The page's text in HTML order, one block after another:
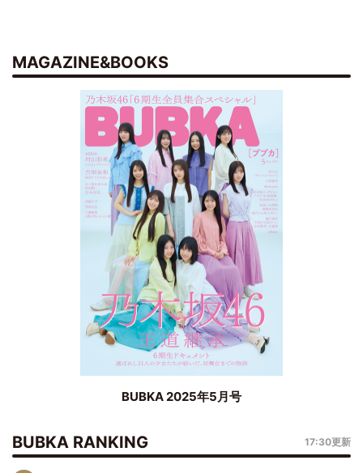
MAGAZINE&BOOKS
BUBKA 2025年5月号
BUBKA RANKING 17:30更新